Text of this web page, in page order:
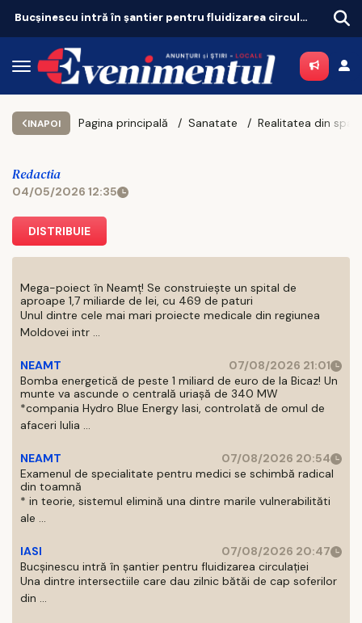
Bucșinescu intră în șantier pentru fluidizarea circulației
INAPOI Pagina principală Sanatate
Redactia
04/05/2026 12:35
DISTRIBUIE
Mega-poiect în Neamț! Se construiește un spital de
aproape 1,7 miliarde de lei, cu 469 de paturi
Unul dintre cele mai mari proiecte medicale din regiunea
Moldovei intr ...
NEAMT
07/08/2026 21:01
Bomba energetică de peste 1 miliard de euro de la Bicaz! Un
munte va ascunde o centrală uriașă de 340 MW
*compania Hydro Blue Energy Iasi, controlată de omul de
afaceri Iulia ...
NEAMT
07/08/2026 20:54
Examenul de specialitate pentru medici se schimbă radical
din toamnă
* in teorie, sistemul elimină una dintre marile vulnerabilităti
ale ...
IASI
07/08/2026 20:47
Bucșinescu intră în șantier pentru fluidizarea circulației
Una dintre intersectiile care dau zilnic bătăi de cap soferilor
din ...